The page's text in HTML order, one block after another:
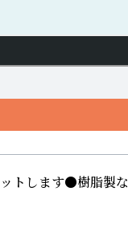
します●樹